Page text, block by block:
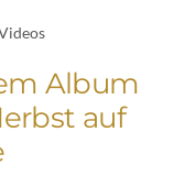
Album
auf